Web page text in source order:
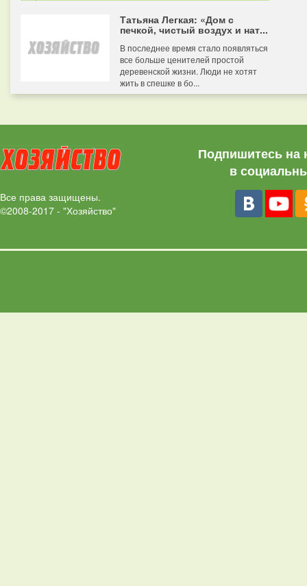
Татьяна Легкая: «Дом с
печкой, чистый воздух и нат...
В последнее время стало появляться
все больше ценителей простой
деревенской жизни. Люди не хотят
жить в спешке в бо...
Все права защищены.
©2008-2017 - "Хозяйство"
Подпишитесь на
в